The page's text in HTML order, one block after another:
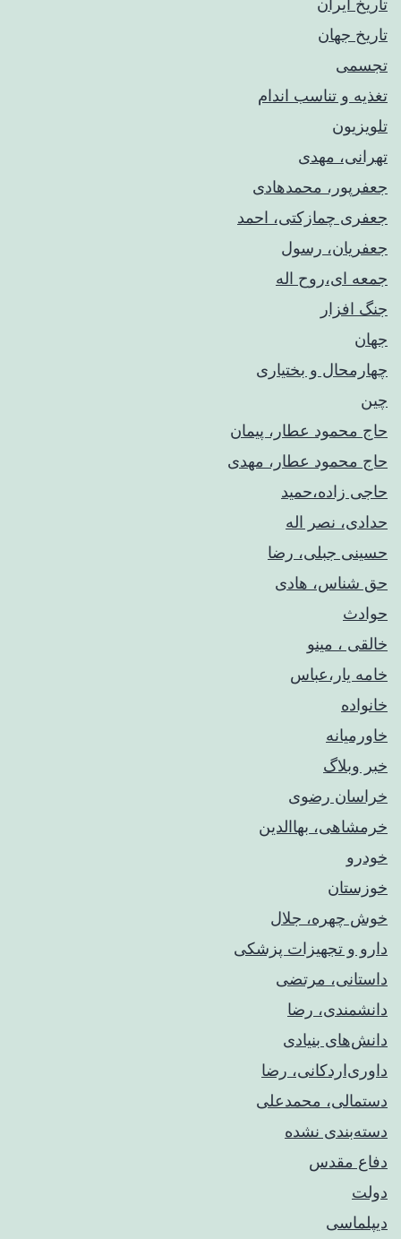
تاریخ ایران
تاریخ جهان
تجسمی
تغذیه و تناسب اندام
تلویزیون
تهرانی، مهدی
جعفرپور، محمدهادی
جعفری چمازکتی، احمد
جعفریان، رسول
جمعه ای،روح اله
جنگ افزار
جهان
چهارمحال و بختیاری
چین
حاج محمود عطار، پیمان
حاج محمود عطار، مهدی
حاجی زاده،حمید
حدادی، نصر اله
حسینی جبلی، رضا
حق شناس، هادی
حوادث
خالقی ، مینو
خامه یار،عباس
خانواده
خاورمیانه
خبر وبلاگ
خراسان رضوی
خرمشاهی، بهاالدین
خودرو
خوزستان
خوش چهره، جلال
دارو و تجهیزات پزشکی
داستانی، مرتضی
دانشمندی، رضا
دانش‌های بنیادی
داوری‌اردکانی، رضا
دستمالی، محمدعلی
دسته‌بندی نشده
دفاع مقدس
دولت
دیپلماسی